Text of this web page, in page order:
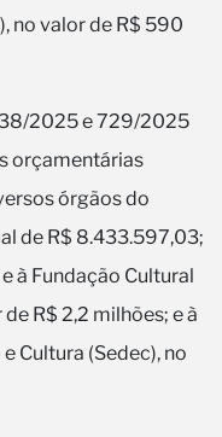
no valor de R$ 590
2025 e 729/2025
orçamentárias
órgãos do
de R$ 8.433.597,03;
à Fundação Cultural
R$ 2,2 milhões; e à
Cultura (Sedec), no